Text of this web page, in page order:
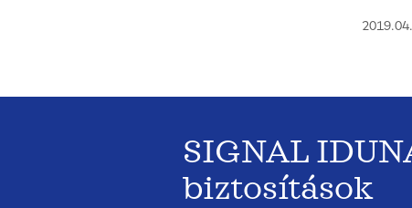
SIGNAL
biztosítások